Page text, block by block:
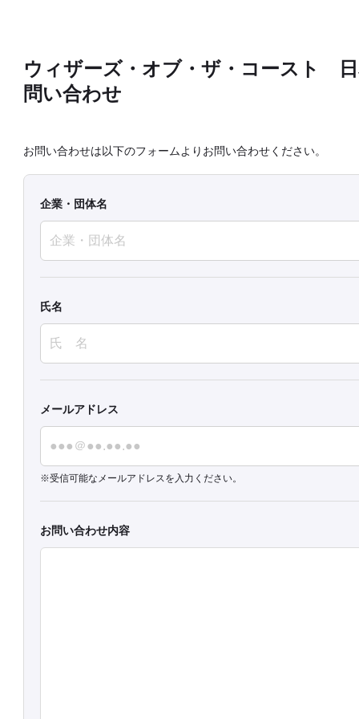
ウィザーズ・オブ・ザ・コースト
問い合わせ
お問い合わせは以下のフォームよりお問い合わせください。
企業・団体名
氏名
メールアドレス
受信可能なメールアドレスを入力ください。
お問い合わせ内容